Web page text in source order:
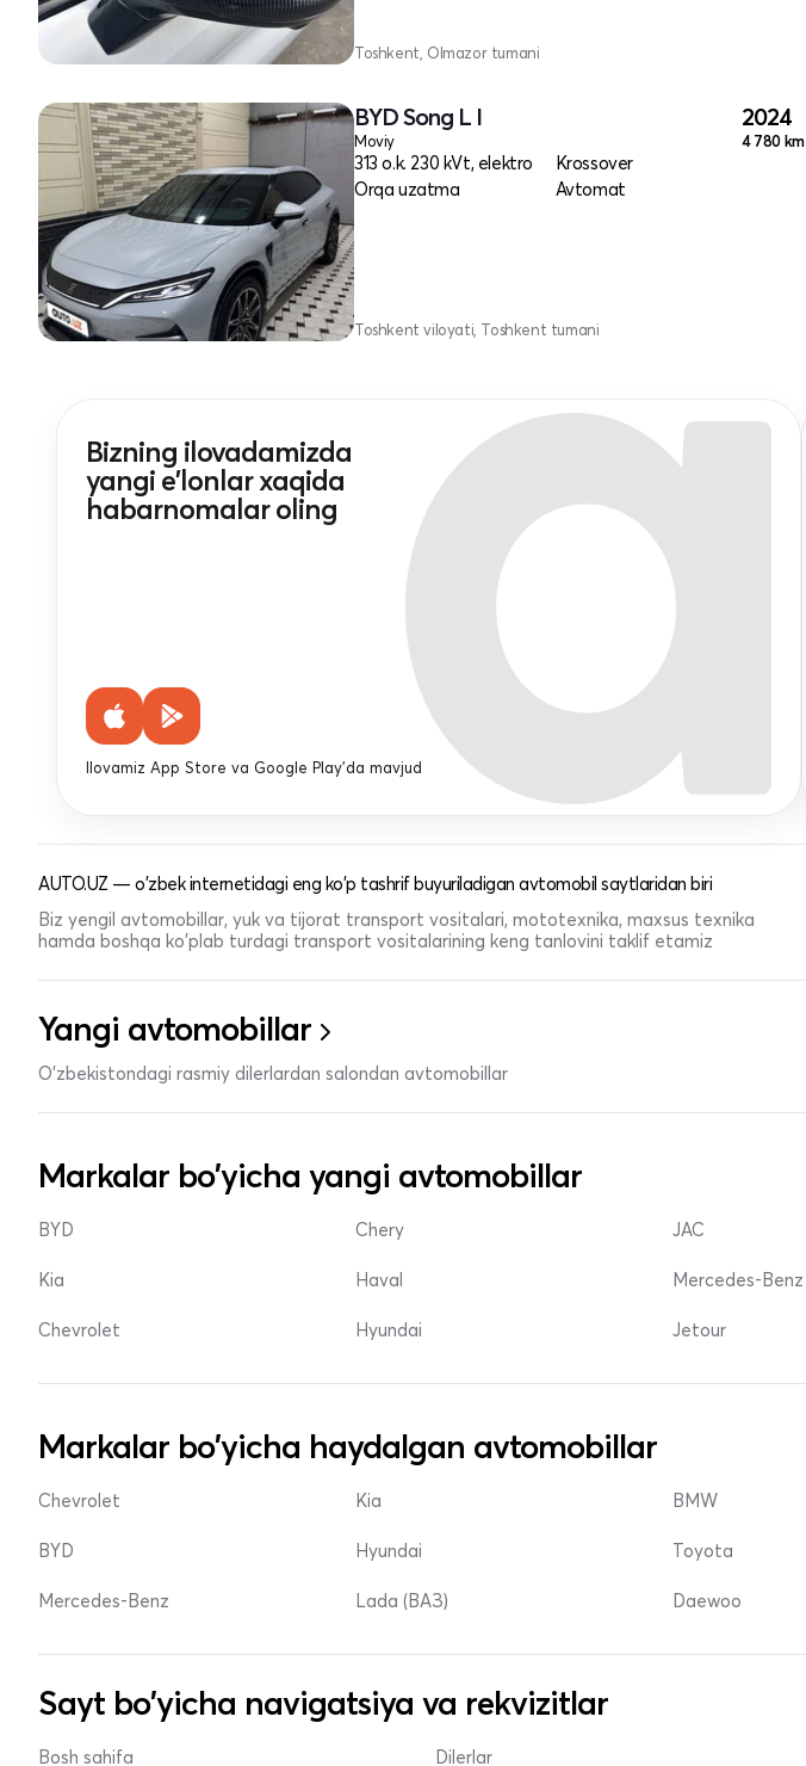
Toshkent, Olmazor tumani
BYD Song L I
Moviy
313 o.k. 230 kVt, elektro
Krossover
Orqa uzatma
Avtomat
2024
4 780 km
Toshkent viloyati, Toshkent tumani
Bizning ilovadamizda
yangi e'lonlar xaqida
habarnomalar oling
Ilovamiz App Store va Google Play'da mavjud
AUTO.UZ — o'zbek internetidagi eng ko'p tashrif buyuriladigan avtomobil saytlaridan biri
Biz yengil avtomobillar, yuk va tijorat transport vositalari, mototexnika, maxsus texnika
hamda boshqa ko'plab turdagi transport vositalarining keng tanlovini taklif etamiz
Yangi avtomobillar
O'zbekistondagi rasmiy dilerlardan salondan avtomobillar
Markalar bo'yicha yangi avtomobillar
BYD
Kia
Chevrolet
Chery
Haval
Hyundai
JAC
Mercedes-Benz
Jetour
Markalar bo'yicha haydalgan avtomobillar
Chevrolet
BYD
Mercedes-Benz
Kia
Hyundai
Lada (ВАЗ)
BMW
Toyota
Daewoo
Sayt bo'yicha navigatsiya va rekvizitlar
Bosh sahifa Dilerlar